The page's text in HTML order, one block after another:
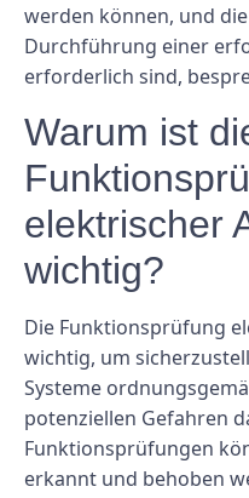
werden können, und
Durchführung einer
erforderlich sind,
Warum ist
elektrischer
wichtig?
Die Funktionsprüfung
wichtig, um
Systeme
potenziellen Gefahren
Funktionsprüfungen
erkannt und behoben